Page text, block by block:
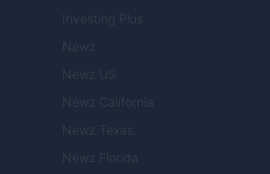
Investing Plus
Newz
Newz US
Newz California
Newz Texas
Newz Florida